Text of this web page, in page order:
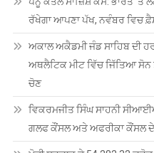
ਰਿਪੋਰਟ ਨੇ ਚੁੱਕੇ ਗੰਭੀਰ ਸਵਾਲ
RECENT COMMENTS
Antonio2064 ਗੁਰਦਾਸ
Robin Singh Robin Singhon
ਦਸਵੀਂ, ਬਾਰ੍ਹਵੀਂ ਅਤੇ ਓਪਨ ਸਕੂਲ